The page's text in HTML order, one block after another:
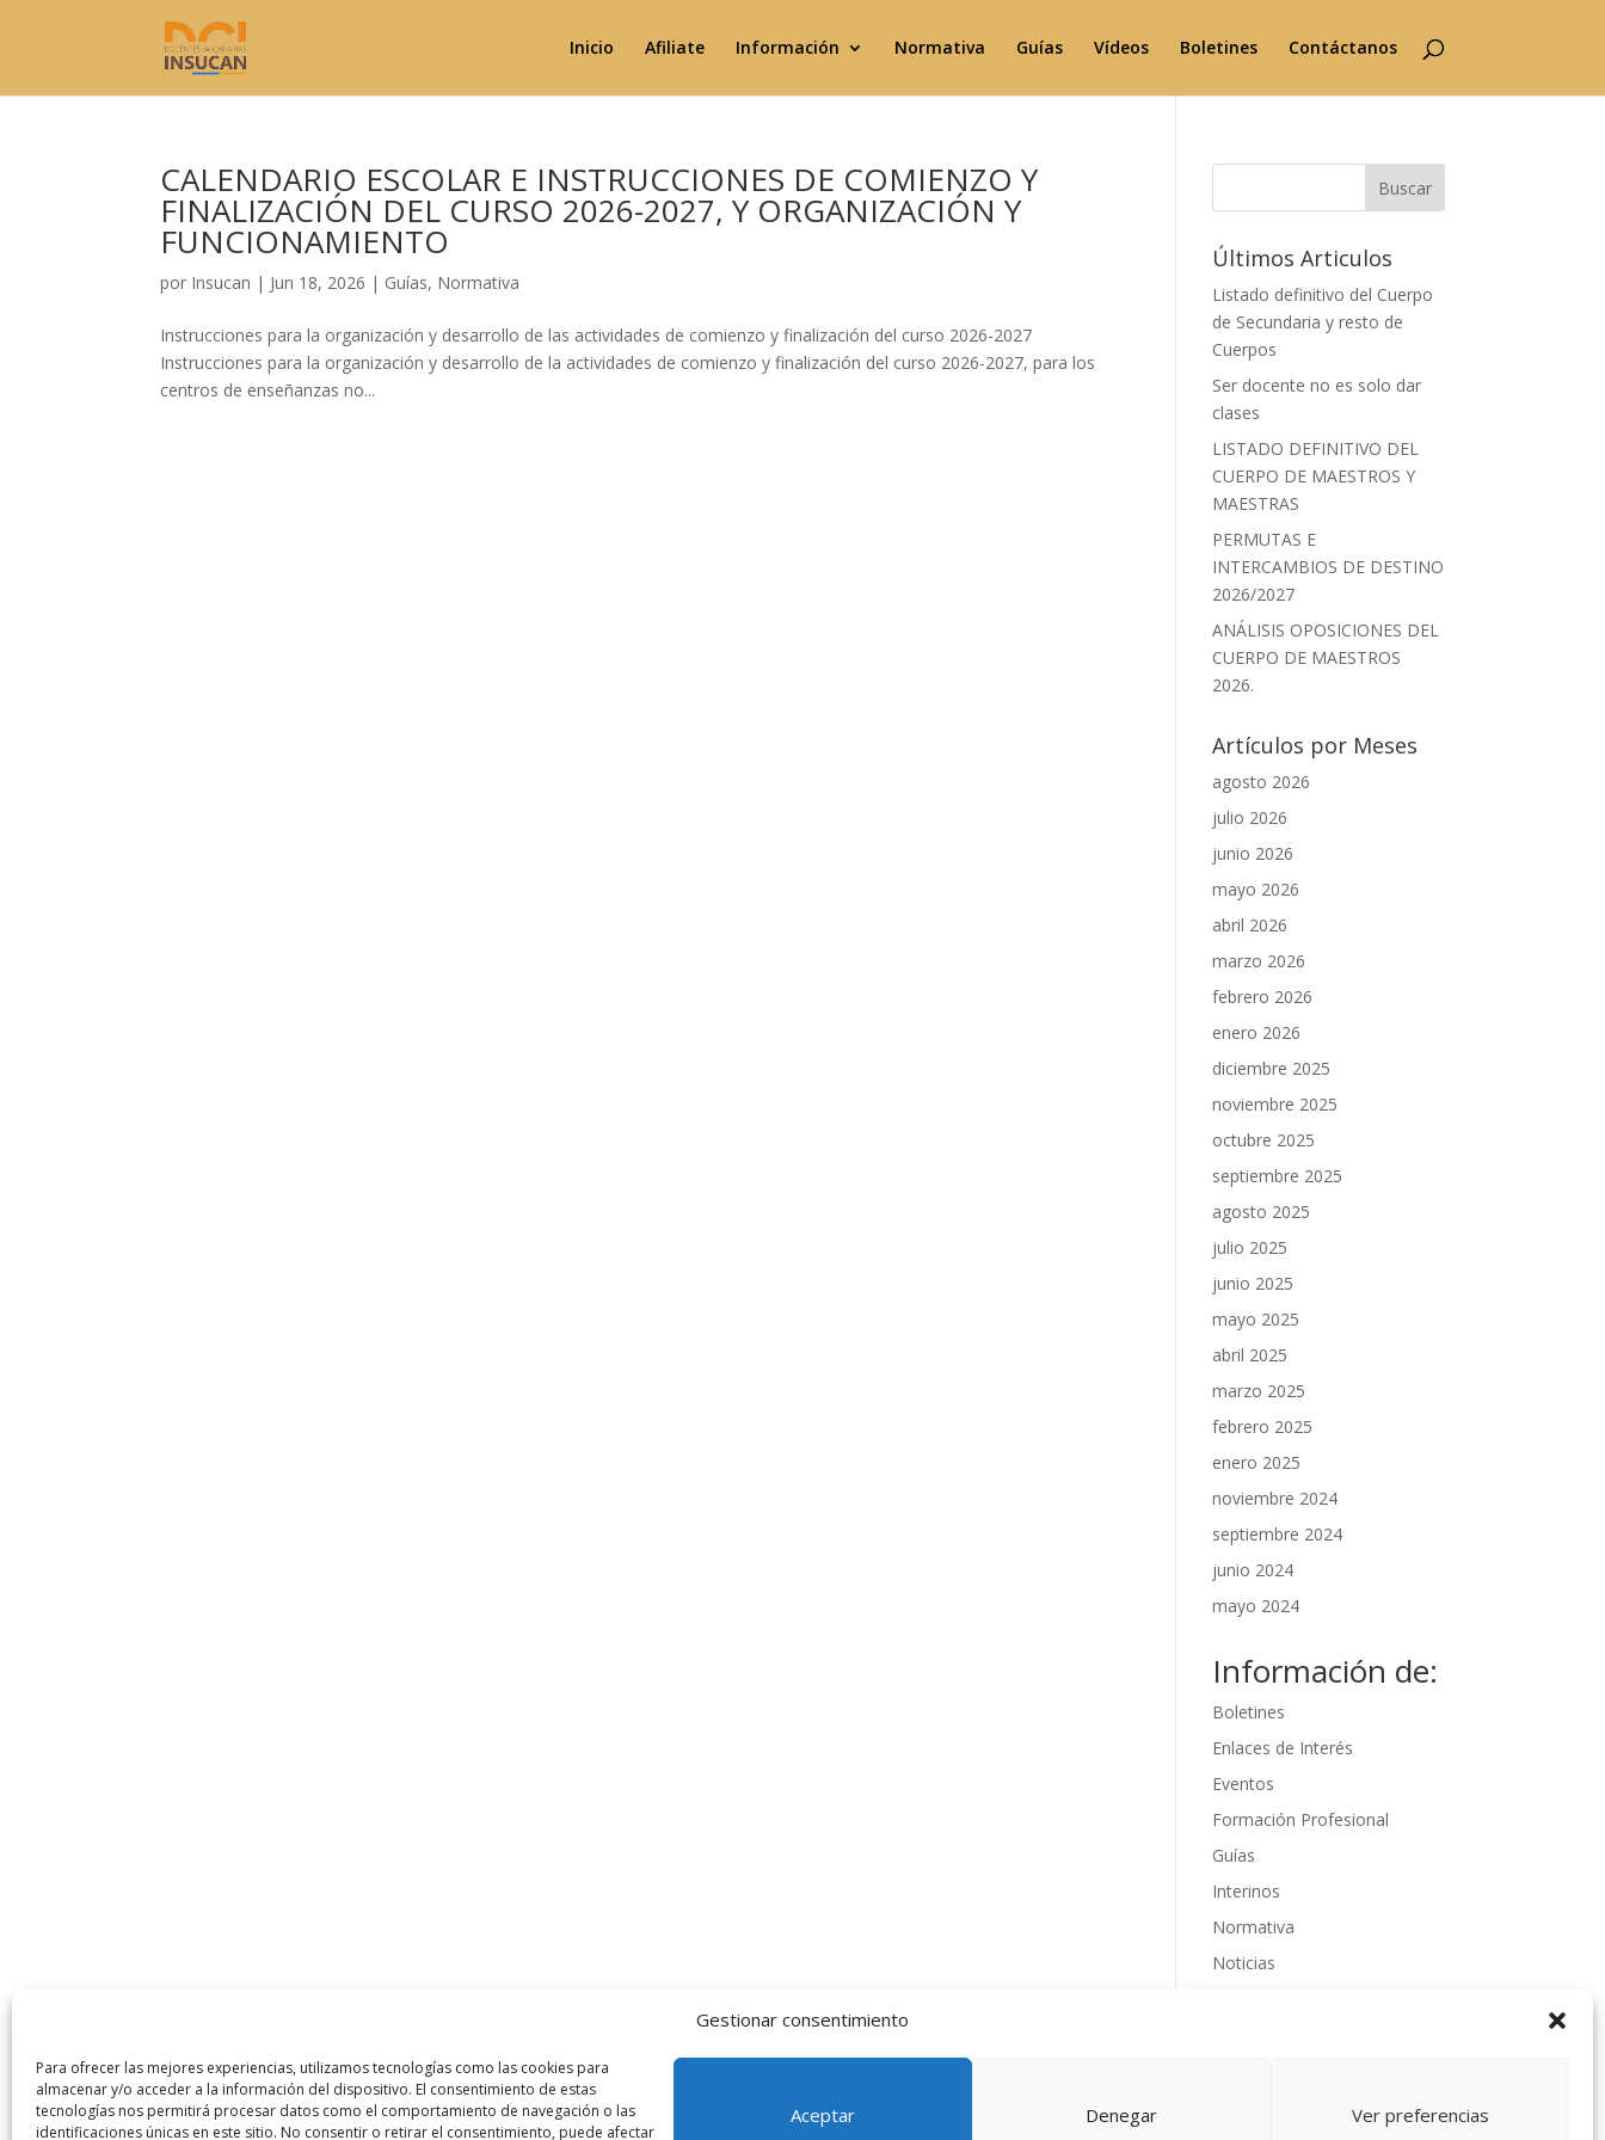
Gestionar consentimiento
Para ofrecer las mejores experiencias, utilizamos tecnologías como las cookies para
almacenar y/o acceder a la información del dispositivo. El consentimiento de estas
tecnologías nos permitirá procesar datos como el comportamiento de navegación o las
identificaciones únicas en este sitio. No consentir o retirar el consentimiento, puede afectar
Aceptar Denegar Ver preferencias
Inicio Afiliate Información Normativa Guías Vídeos Boletines Contáctanos
CALENDARIO ESCOLAR E INSTRUCCIONES DE COMIENZO Y
FINALIZACIÓN DEL CURSO 2026-2027, Y ORGANIZACIÓN Y
FUNCIONAMIENTO
por Insucan | Jun 18, 2026 | Guías, Normativa
Instrucciones para la organización y desarrollo de las actividades de comienzo y finalización del curso 2026-2027
Instrucciones para la organización y desarrollo de la actividades de comienzo y finalización del curso 2026-2027, para los
centros de enseñanzas no...
Buscar
Últimos Articulos
Listado definitivo del Cuerpo
de Secundaria y resto de
Cuerpos
Ser docente no es solo dar
clases
LISTADO DEFINITIVO DEL
CUERPO DE MAESTROS Y
MAESTRAS
PERMUTAS E
INTERCAMBIOS DE DESTINO
2026/2027
ANÁLISIS OPOSICIONES DEL
CUERPO DE MAESTROS
2026.
Artículos por Meses
agosto 2026
julio 2026
junio 2026
mayo 2026
abril 2026
marzo 2026
febrero 2026
enero 2026
diciembre 2025
noviembre 2025
octubre 2025
septiembre 2025
agosto 2025
julio 2025
junio 2025
mayo 2025
abril 2025
marzo 2025
febrero 2025
enero 2025
noviembre 2024
septiembre 2024
junio 2024
mayo 2024
Información de:
Boletines
Enlaces de Interés
Eventos
Formación Profesional
Guías
Interinos
Normativa
Noticias